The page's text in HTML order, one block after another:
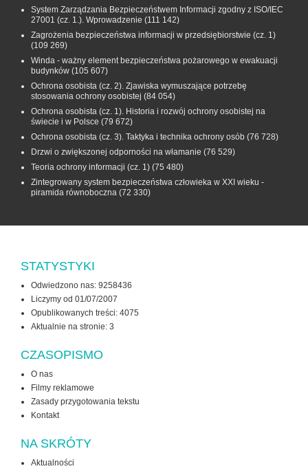
System Zarządzania Bezpieczeństwem Informacji zgodny z ISO/IEC
27001 (cz. 1.). Wprowadzenie (111 142)
Zagrożenia bezpieczeństwa informacji w przedsiębiorstwie (cz. 1)
(109 269)
Winda - ważny element bezpieczeństwa pożarowego w ewakuacji
budynków (105 607)
Ochrona osobista (cz. 2). Zjawiska wymuszające potrzebę
stosowania ochrony osobistej (84 054)
Ochrona osobista (cz. 1). Historia i rozwój ochrony osobistej na
świecie i w Polsce (79 672)
Ochrona osobista (cz. 3). Taktyka i technika ochrony osób (76 728)
Drzwi o zwiększonej odporności na włamanie (76 529)
Teoria ochrony informacji (cz. 1) (75 480)
Zintegrowany system bezpieczeństwa człowieka w XXI wieku -
piramida równoboczna (72 330)
STATYSTYKI
Odwiedzono nas: 9258436
Liczymy od 01/07/2007
Opublikowanych treści: 4075
Aktualnie na stronie: 3
CZASOPISMO
O nas
Filmy reklamowe
Zasady przygotowania tekstu
Kontakt
NA SKRÓTY
Aktualności